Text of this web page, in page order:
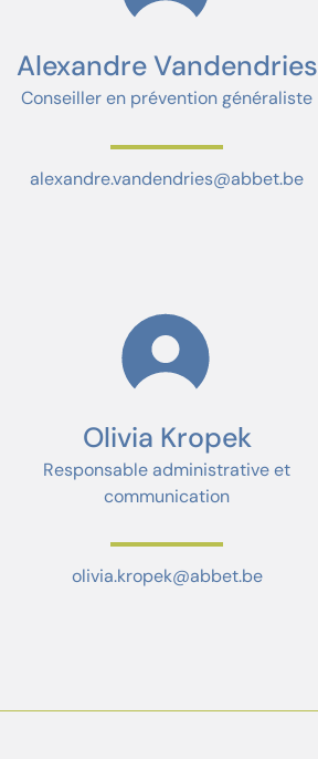
Alexandre Vandendries
Conseiller en prévention généraliste
alexandre.vandendries@abbet.be
Olivia Kropek
Responsable administrative et
communication
olivia.kropek@abbet.be